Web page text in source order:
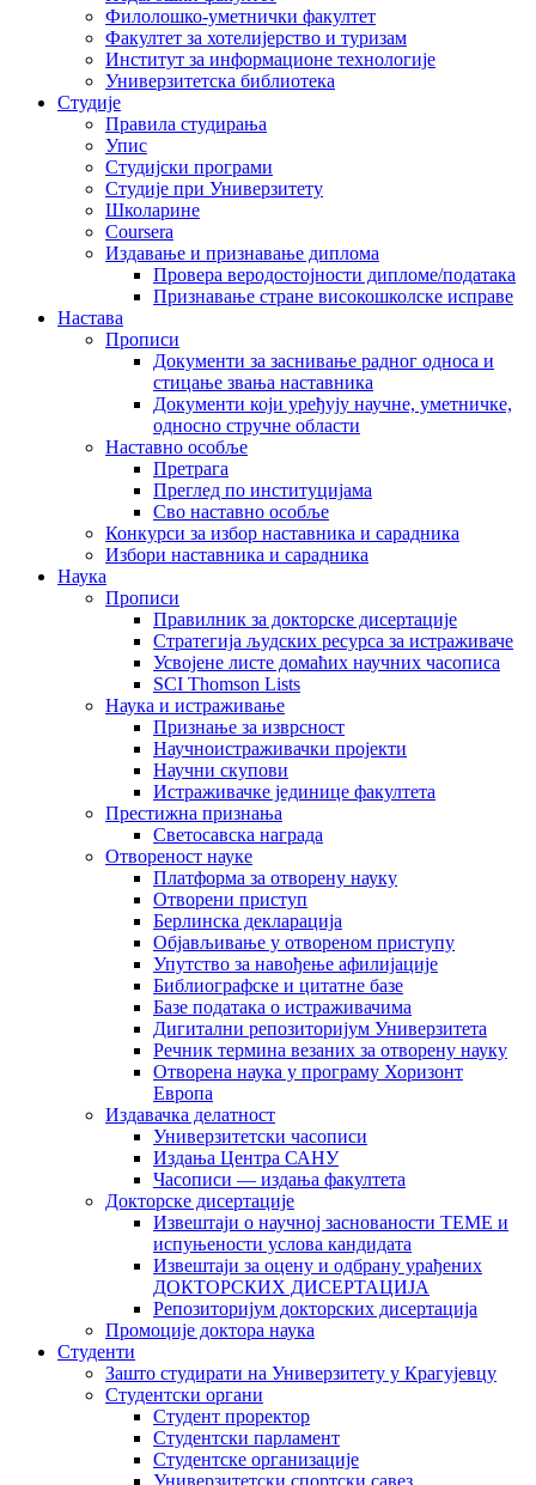
Филолошко-уметнички факултет
Факултет за хотелијерство и туризам
Институт за информационе технологије
Универзитетска библиотека
Студије
Правила студирања
Упис
Студијски програми
Студије при Универзитету
Школарине
Coursera
Издавање и признавање диплома
Провера веродостојности дипломе/података
Признавање стране високошколске исправе
Настава
Прописи
Документи за заснивање радног односа и
стицање звања наставника
Документи који уређују научне, уметничке,
односно стручне области
Наставно особље
Претрага
Преглед по институцијама
Сво наставно особље
Конкурси за избор наставника и сарадника
Избори наставника и сарадника
Наука
Прописи
Правилник за докторске дисертације
Стратегија људских ресурса за истраживаче
Усвојене листе домаћих научних часописа
SCI Thomson Lists
Наука и истраживање
Признање за изврсност
Научноистраживачки пројекти
Научни скупови
Истраживачке јединице факултета
Престижна признања
Светосавска награда
Отвореност науке
Платформа за отворену науку
Отворени приступ
Берлинска декларација
Објављивање у отвореном приступу
Упутство за навођење афилијације
Библиографске и цитатне базе
Базе података о истраживачима
Дигитални репозиторијум Универзитета
Рeчник термина везаних за отворену науку
Отворена наука у програму Хоризонт
Европа
Издавачка делатност
Универзитетски часописи
Издања Центра САНУ
Часописи — издања факултета
Докторске дисертације
Извештаји о научној заснованости ТЕМЕ и
испуњености услова кандидата
Извештаји за оцену и одбрану урађених
ДОКТОРСКИХ ДИСЕРТАЦИЈА
Репозиторијум докторских дисертација
Промоције доктора наука
Студенти
Зашто студирати на Универзитету у Крагујевцу
Студентски органи
Студент проректор
Студентски парламент
Студентске организације
Универзитетски спортски савез